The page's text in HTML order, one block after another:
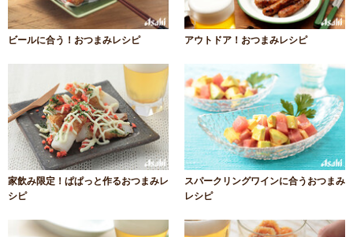
ビールに合う！おつまみレシピ アウトドア！おつまみレシピ
家飲み限定！ぱぱっと作るおつまみレ
シピ
スパークリングワインに合うおつまみ
レシピ